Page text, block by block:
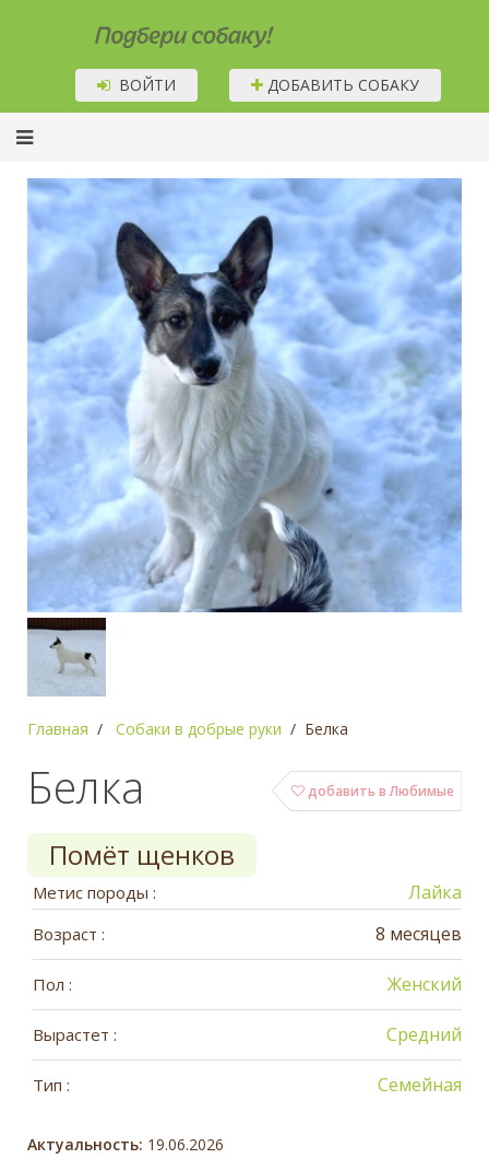
Подбери собаку!
ВОЙТИ ДОБАВИТЬ СОБАКУ
Главная Собаки в добрые руки Белка
добавить в Любимые
Белка
Помёт щенков
Метис породы : Лайка
Возраст : 8 месяцев
Пол : Женский
Вырастет : Средний
Тип : Семейная
Актуальность: 19.06.2026